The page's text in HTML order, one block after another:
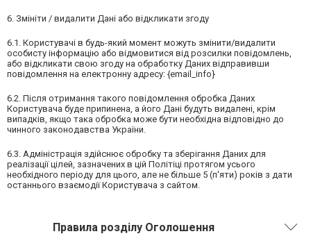
6. Змініти / видалити Дані або відкликати згоду
6.1. Користувачі в будь-який момент можуть змінити/видалити
особисту інформацію або відмовитися від розсилки повідомлень,
або відкликати свою згоду на обработку Даних відправивши
повідомлення на електронну адресу: {email_info}
6.2. Після отримання такого повідомлення обробка Даних
Користувача буде припинена, а його Дані будуть видалені, крім
випадків, якщо така обробка може бути необхідна відповідно до
чинного законодавства України.
6.3. Адміністрація здійснює обробку та зберігання Даних для
реалізації цілей, зазначених в цій Політіці протягом усього
необхідного періоду для цього, але не більше 5 (п'яти) років з дати
останнього взаємодії Користувача з сайтом.
Правила розділу Оголошення